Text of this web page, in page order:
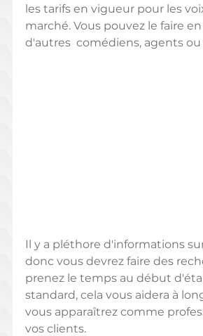
les tarifs en vigueur pour les
marché. Vous pouvez le faire
d'autres  comédiens, agents ou
Il y a pléthore d'informations
donc vous devrez faire des
prenez le temps au début
standard, cela vous aidera à
vous apparaîtrez comme
vos clients.